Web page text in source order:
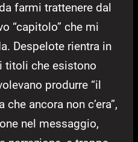
farmi trattenere dal
“capitolo” che mi
Despelote rientra in
titoli che esistono
produrre “il
ancora non c’era”,
nel messaggio,